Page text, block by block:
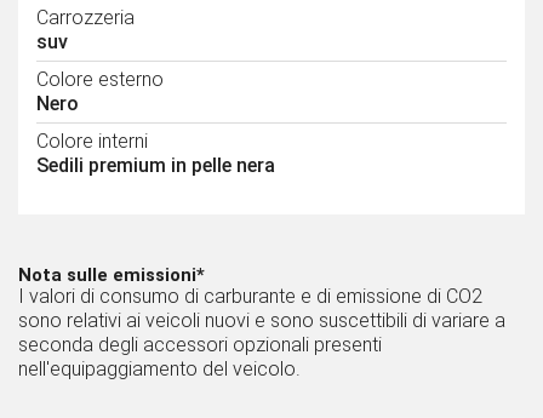
Carrozzeria
suv
Colore esterno
Nero
Colore interni
Sedili premium in pelle nera
Nota sulle emissioni*
I valori di consumo di carburante e di emissione di CO2
sono relativi ai veicoli nuovi e sono suscettibili di variare a
seconda degli accessori opzionali presenti
nell'equipaggiamento del veicolo.